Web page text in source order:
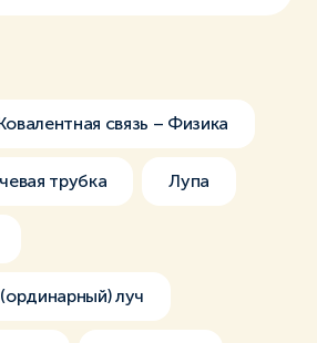
связь – Физика
трубка Лупа
луч